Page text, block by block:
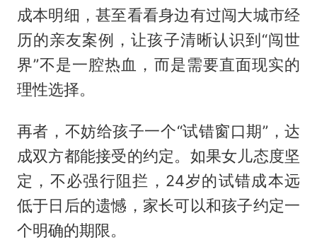
成本明细，甚至看看身边有过闯大城市经
历的亲友案例，让孩子清晰认识到“闯世
界”不是一腔热血，而是需要直面现实的
理性选择。
再者，不妨给孩子一个“试错窗口期”，达
成双方都能接受的约定。如果女儿态度坚
定，不必强行阻拦，24岁的试错成本远
低于日后的遗憾，家长可以和孩子约定一
个明确的期限。